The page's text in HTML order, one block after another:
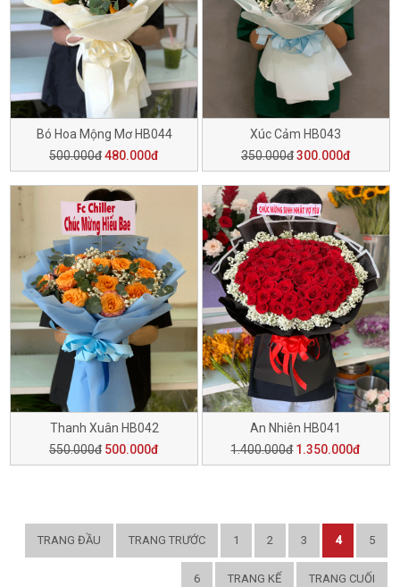
Bó Hoa Mộng Mơ HB044
500.000đ480.000đ
Xúc Cảm HB043
350.000đ300.000đ
Thanh Xuân HB042
550.000đ 500.000đ
An Nhiên HB041
1.400.000đ 1.350.000đ
TRANG ĐẦU TRANG TRƯỚC 1 2 3 4 5
6 TRANG KẾ TRANG CUỐI